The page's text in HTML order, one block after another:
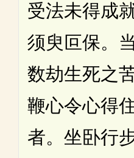
受法未得成
须臾叵保。
数劫生死之
鞭心令心得
者。坐卧行